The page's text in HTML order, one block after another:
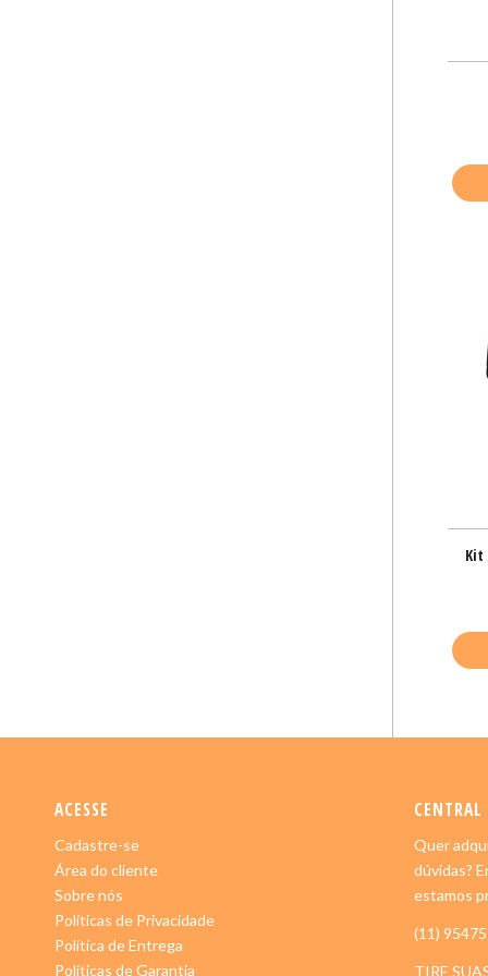
Kit
ACESSE
Cadastre-se
Área do cliente
Sobre nós
Políticas de Privacidade
Política de Entrega
Políticas de Garantia
Quer
dúvidas?
estamos
(11)
TIRE